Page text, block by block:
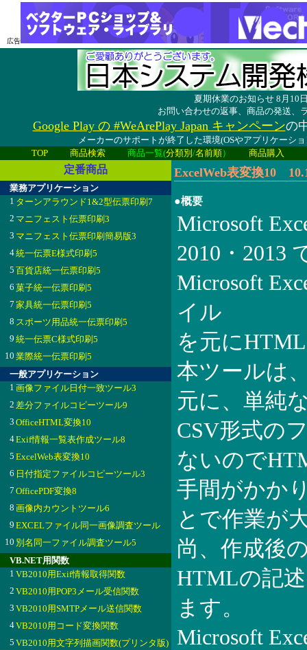
広告
夏期休業のお知らせ 8月10
お問い合わせの返事、商品の発送、
Google Play の #WeArePlay Japan キャンペーンの
メーカーのサポートが終了した環境(OSやアプリケーシ
TOP
商品検索 商品一覧(分類別 /名前順） 商品購入
定番商品
業務アプリケーション
1 ターンアラウンド1&2型伝票印刷7
2 マニフェスト伝票印刷3
3 マニフェスト伝票印刷簡易版3
4統一伝票E様式印刷5
5 百貨店統一伝票印刷5
6 菓子統一伝票印刷5
7 家具統一伝票印刷5
8 スポーツ用品統一伝票印刷5
9 統一伝票C様式印刷5
10 業際統一伝票印刷5
一般アプリケーション
1 画像ファイル日付一致ツール3
2 差分ファイルコピーツール9
3 OfficeHTML変換10
4Exif情報一覧表作成ツール8
5 ExcelWeb表変換10
6 日付指定ファイルコピーツール3
7 OfficePDF変換8
8 画像内カウントツール6
9 EXCELファイル同一画像調査ツール
10 別名同一ファイル調査ツール5
VB.NET用関数
1 VB2010用Exif情報取得関数
2 VB2010用POP3メール受信関数
3 VB2010用SMTPメール送信関数
4VB2010用コード変換関数
5 VB2010用文字列描画関数(プリンタ版)
ExcelWeb表変換10
●概要
Microsoft
2010・2013
Microsoft
イル
を元に
本ツールは
元に、単純
CSV形式の
ないので
手間がかか
とで作業が
尚、作成後
HTMLの記
ます。
Microsoft